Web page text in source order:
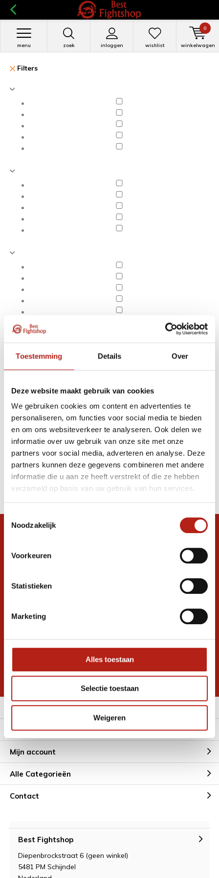
Toestemming Details Over
Deze website maakt gebruik van cookies
We gebruiken cookies om content en advertenties te
personaliseren, om functies voor social media te bieden
en om ons websiteverkeer te analyseren. Ook delen we
informatie over uw gebruik van onze site met onze
partners voor social media, adverteren en analyse. Deze
partners kunnen deze gegevens combineren met andere
informatie die u aan ze heeft verstrekt of die ze hebben
verzameld op basis van uw gebruik van hun services.
Toestemmingsselectie
Noodzakelijk
Voorkeuren
Statistieken
Marketing
Alles toestaan
Selectie toestaan
Weigeren
zoek inloggen
menu wishlist winkelwagen
0
Filters
Apply filters
Producten getagd met
anatomisch gevormde
padding
Producten
Filter
Stel je vraag in de chat, en we helpen je
graag verder. 24/7
Volg ons
promoties
* Lees hier de wettelijke beperkingen
Meer informatie
Klantenservice
Mijn account
Alle Categorieën
Contact
Best Fightshop
Diepenbrockstraat 6 (geen winkel)
5481 PM Schijndel